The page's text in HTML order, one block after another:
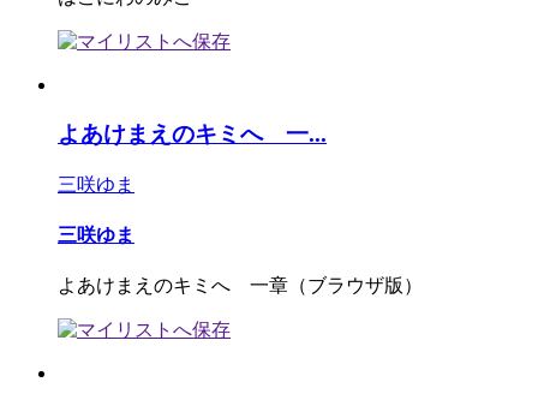
よあけまえのキミへ 一...
三咲ゆま
三咲ゆま
よあけまえのキミへ 一章（ブラウザ版）